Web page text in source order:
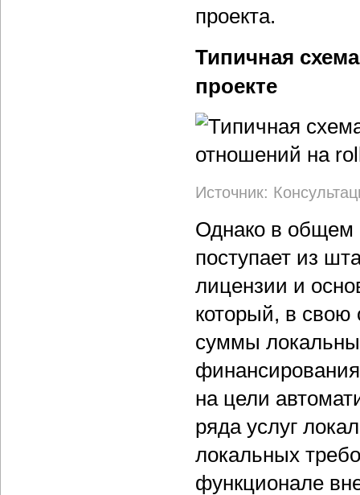
проекта.
Типичная
проекте
Источник:
Однако в общем
поступает из
лицензии и
который, в свою
суммы
на цели
ряда услуг
локальных
функционале